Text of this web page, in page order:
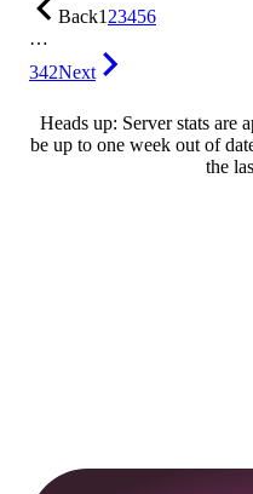
Back123456
…
342Next
Heads up: Server stats are
be up to one week out of
the